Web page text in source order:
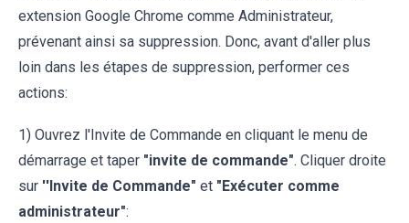
extension Google Chrome comme Administrateur,
prévenant ainsi sa suppression. Donc, avant d'aller plus
loin dans les étapes de suppression, performer ces
actions:
1) Ouvrez l'Invite de Commande en cliquant le menu de
démarrage et taper "invite de commande". Cliquer droite
sur ''Invite de Commande" et "Exécuter comme
administrateur":